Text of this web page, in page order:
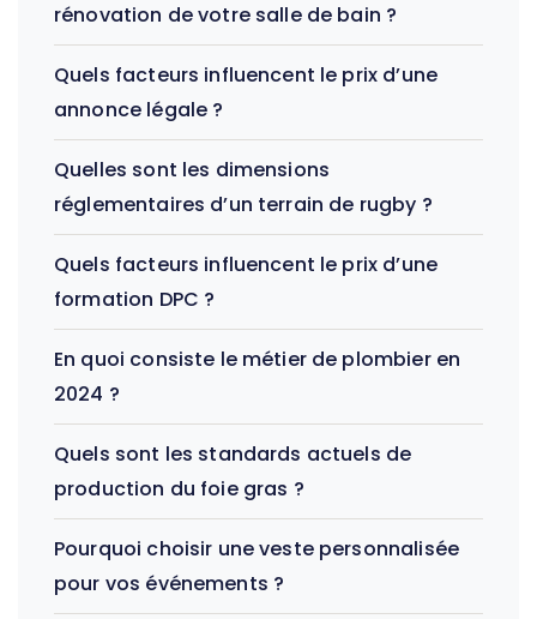
rénovation de votre salle de bain ?
Quels facteurs influencent le prix d’une
annonce légale ?
Quelles sont les dimensions
réglementaires d’un terrain de rugby ?
Quels facteurs influencent le prix d’une
formation DPC ?
En quoi consiste le métier de plombier en
2024 ?
Quels sont les standards actuels de
production du foie gras ?
Pourquoi choisir une veste personnalisée
pour vos événements ?